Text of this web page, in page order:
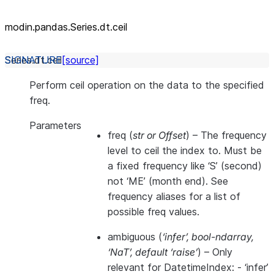
modin.pandas.Series.dt.ceil
Series.dt.ceil [source]
Perform ceil operation on the data to the specified
freq.
Parameters
freq (stror Offset) – The frequency
level to ceil the index to. Must be
a fixed frequency like ‘S’ (second)
not ‘ME’ (month end). See
frequency aliases for a list of
possible freq values.
ambiguous (‘infer’, bool-ndarray,
‘NaT’, default ‘raise’) – Only
relevant for DatetimeIndex: - ‘infer’